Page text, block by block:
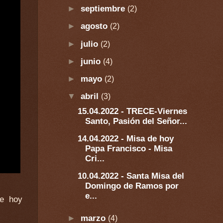
►septiembre (2)
►agosto (2)
► julio (2)
► junio (4)
► mayo (2)
▼abril (3)
15.04.2022 - TRECE-Viernes
Santo, Pasión del Señor...
14.04.2022 - Misa de hoy
Papa Francisco - Misa
Cri...
10.04.2022 - Santa Misa del
Domingo de Ramos por
e...
► marzo (4)